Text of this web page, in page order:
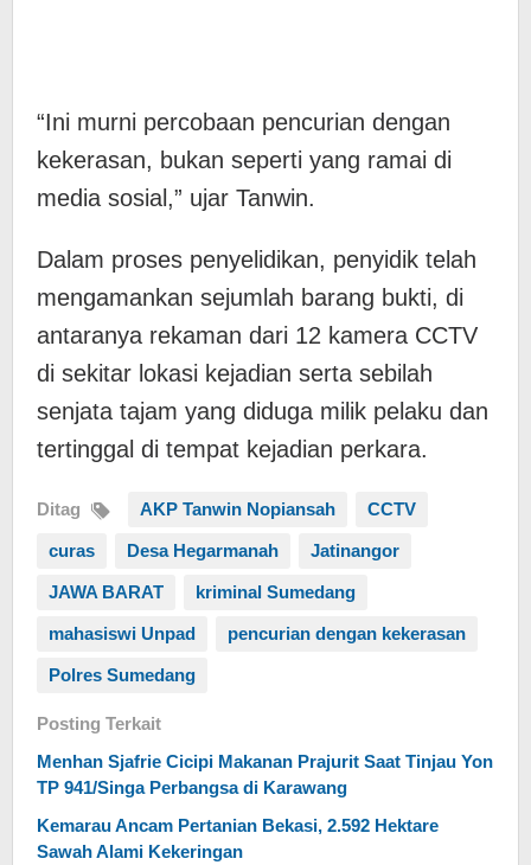
“Ini murni percobaan pencurian dengan
kekerasan, bukan seperti yang ramai di
media sosial,” ujar Tanwin.
Dalam proses penyelidikan, penyidik telah
mengamankan sejumlah barang bukti, di
antaranya rekaman dari 12 kamera CCTV
di sekitar lokasi kejadian serta sebilah
senjata tajam yang diduga milik pelaku dan
tertinggal di tempat kejadian perkara.
Ditag AKP Tanwin Nopiansah CCTV
curas Desa Hegarmanah Jatinangor
JAWA BARAT kriminal Sumedang
mahasiswi Unpad pencurian dengan kekerasan
Polres Sumedang
Posting Terkait
Menhan Sjafrie Cicipi Makanan Prajurit Saat Tinjau Yon
TP 941/Singa Perbangsa di Karawang
Kemarau Ancam Pertanian Bekasi, 2.592 Hektare
Sawah Alami Kekeringan